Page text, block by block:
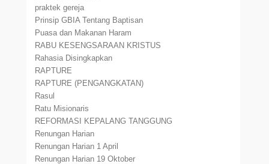
praktek gereja
Prinsip GBIA Tentang Baptisan
Puasa dan Makanan Haram
RABU KESENGSARAAN KRISTUS
Rahasia Disingkapkan
RAPTURE
RAPTURE (PENGANGKATAN)
Rasul
Ratu Misionaris
REFORMASI KEPALANG TANGGUNG
Renungan Harian
Renungan Harian 1 April
Renungan Harian 19 Oktober